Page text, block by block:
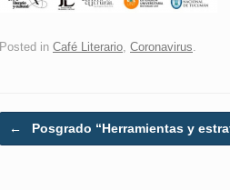
Posted in Café Literario, Coronavirus.
Post navigation
← Posgrado “Herramientas y